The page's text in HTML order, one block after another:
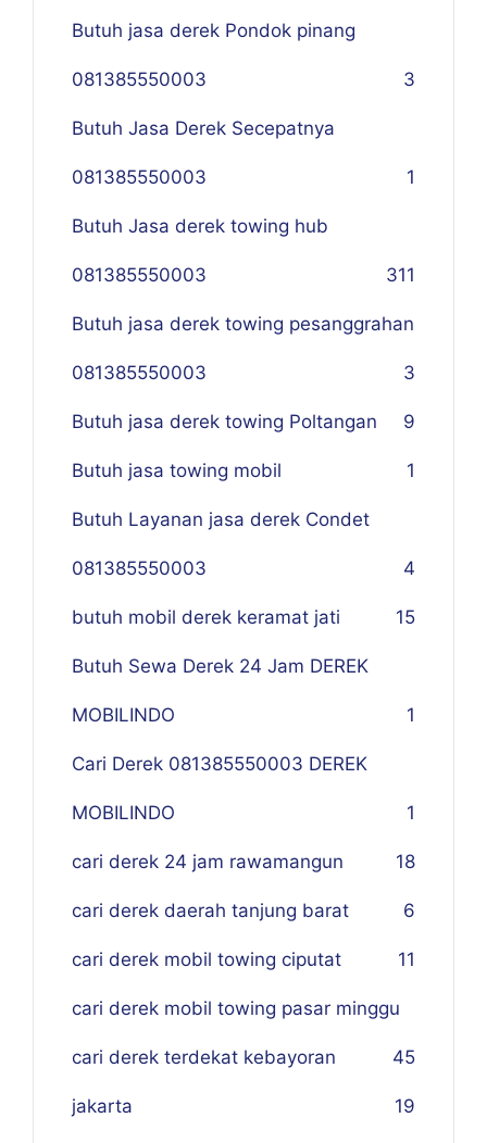
Butuh jasa derek Pondok pinang
081385550003 3
Butuh Jasa Derek Secepatnya
081385550003 1
Butuh Jasa derek towing hub
081385550003 311
Butuh jasa derek towing pesanggrahan
081385550003 3
Butuh jasa derek towing Poltangan 9
Butuh jasa towing mobil 1
Butuh Layanan jasa derek Condet
081385550003 4
butuh mobil derek keramat jati 15
Butuh Sewa Derek 24 Jam DEREK
MOBILINDO 1
Cari Derek 081385550003 DEREK
MOBILINDO 1
cari derek 24 jam rawamangun 18
cari derek daerah tanjung barat 6
cari derek mobil towing ciputat 11
cari derek mobil towing pasar minggu
45
cari derek terdekat kebayoran
jakarta 19